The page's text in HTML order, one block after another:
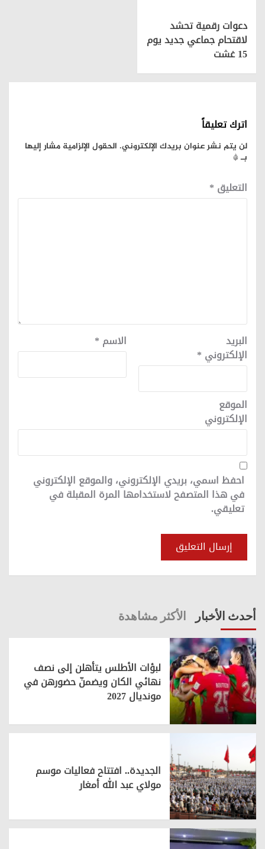
دعوات رقمية تحشد
لاقتحام جماعي جديد يوم
15 غشت
اترك تعليقاً
لن يتم نشر عنوان بريدك الإلكتروني. الحقول الإلزامية مشار إليها
بـ*
التعليق *
الاسم * البريد
الإلكتروني *
الموقع
الإلكتروني
احفظ اسمي، بريدي الإلكتروني، والموقع الإلكتروني
في هذا المتصفح لاستخدامها المرة المقبلة في
تعليقي.
أحدث الأخبار الأكثر مشاهدة
لبؤات الأطلس يتأهلن إلى نصف
نهائي الكان ويضمنّ حضورهن في
مونديال 2027
الجديدة.. افتتاح فعاليات موسم
مولاي عبد الله أمغار